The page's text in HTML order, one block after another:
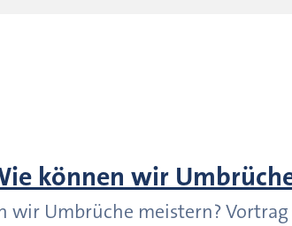
können wir
wir Umbrüche meistern?